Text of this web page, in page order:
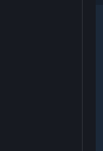
yükle
görüntüle